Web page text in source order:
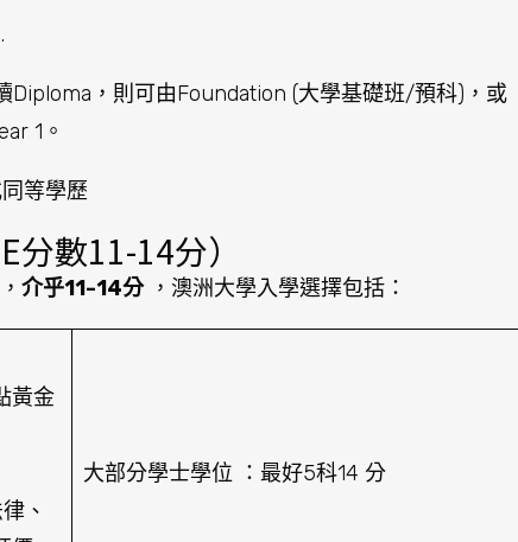
Diploma，則可由Foundation (大學基礎班/預科)，或
1。
等學歷
數11-14分）
介乎11-14分，澳洲大學入學選擇包括：
黃金
、
大部分學士學位 ：最好5科14 分